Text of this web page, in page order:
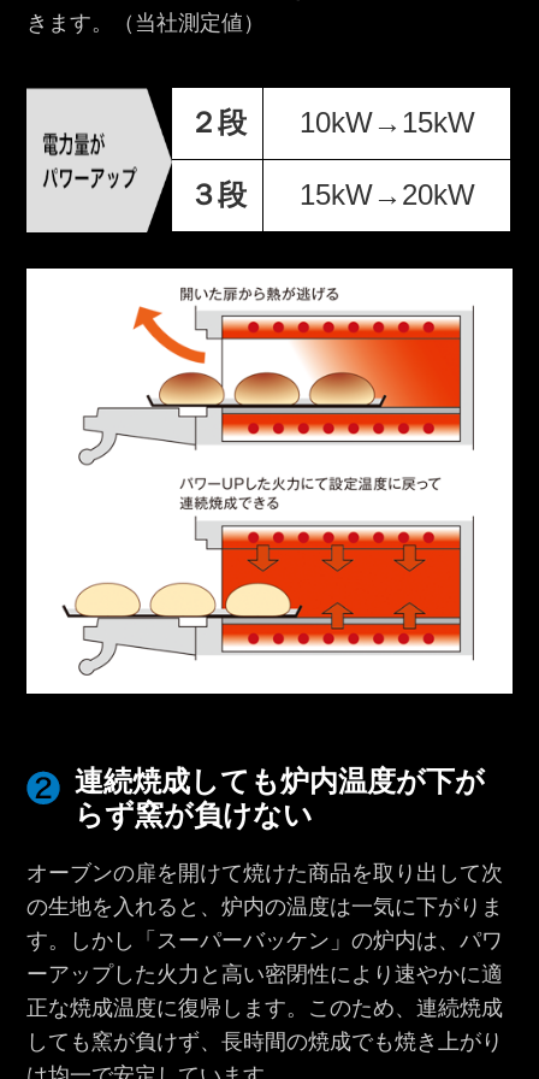
きます。（当社測定値）
２段 10kW→15kW
３段 15kW→20kW
連続焼成しても炉内温度が下が
らず窯が負けない
オーブンの扉を開けて焼けた商品を取り出して次
の生地を入れると、炉内の温度は一気に下がりま
す。しかし「スーパーバッケン」の炉内は、パワ
ーアップした火力と高い密閉性により速やかに適
正な焼成温度に復帰します。このため、連続焼成
しても窯が負けず、長時間の焼成でも焼き上がり